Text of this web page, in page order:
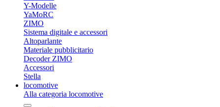
Y-Modelle
YaMoRC
ZIMO
Sistema digitale e accessori
Altoparlante
Materiale pubblicitario
Decoder ZIMO
Accessori
Stella
locomotive
Alla categoria locomotive